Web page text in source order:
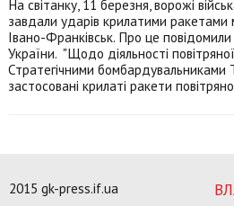
На світанку, 11 березня, ворожі
завдали ударів крилатими ракетами
Івано-Франківськ. Про це
України. "Щодо діяльності
Стратегічними
застосовані крилаті ракети
2015 gk-press.if.ua